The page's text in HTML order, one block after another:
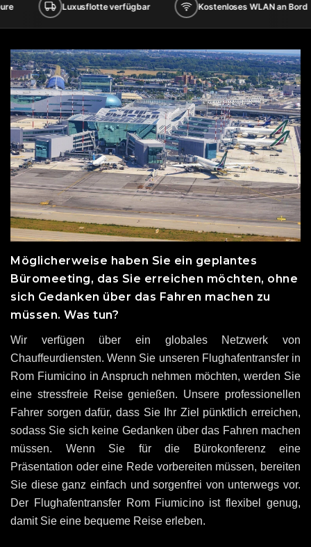
Luxusflotte verfügbar Kostenloses WLAN an Bord
Möglicherweise haben Sie ein geplantes
Büromeeting, das Sie erreichen möchten, ohne
sich Gedanken über das Fahren machen zu
müssen. Was tun?
Wir verfügen über ein globales Netzwerk von
Chauffeurdiensten. Wenn Sie unseren Flughafentransfer in
Rom Fiumicino in Anspruch nehmen möchten, werden Sie
eine stressfreie Reise genießen. Unsere professionellen
Fahrer sorgen dafür, dass Sie Ihr Ziel pünktlich erreichen,
sodass Sie sich keine Gedanken über das Fahren machen
müssen. Wenn Sie für die Bürokonferenz eine
Präsentation oder eine Rede vorbereiten müssen, bereiten
Sie diese ganz einfach und sorgenfrei von unterwegs vor.
Der Flughafentransfer Rom Fiumicino ist flexibel genug,
damit Sie eine bequeme Reise erleben.